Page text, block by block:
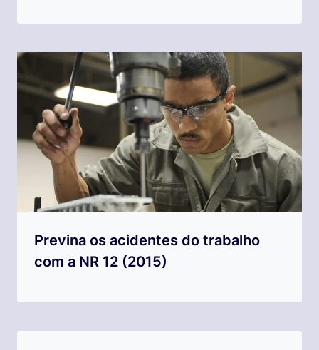
Previna os acidentes do trabalho
com a NR 12 (2015)